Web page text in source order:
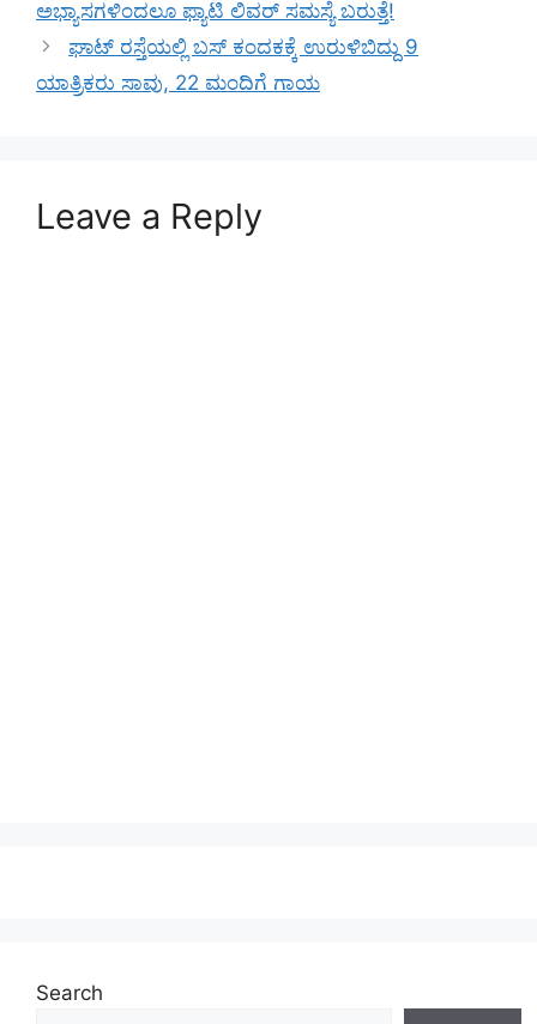
ಅಭ್ಯಾಸಗಳಿಂದಲೂ ಫ್ಯಾಟಿ ಲಿವರ್ ಸಮಸ್ಯೆ ಬರುತ್ತೆ!
ಘಾಟ್ ರಸ್ತೆಯಲ್ಲಿ ಬಸ್ ಕಂದಕಕ್ಕೆ ಉರುಳಿಬಿದ್ದು 9
ಯಾತ್ರಿಕರು ಸಾವು, 22 ಮಂದಿಗೆ ಗಾಯ
Leave a Reply
Search